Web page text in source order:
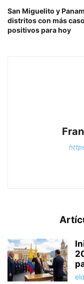
San Miguelito y
distritos con más
positivos para hoy